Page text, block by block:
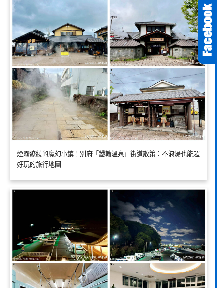
煙霧繚繞的魔幻小鎮！別府「鐵輪溫泉」街道散策：不泡湯也能超
好玩的旅行地圖